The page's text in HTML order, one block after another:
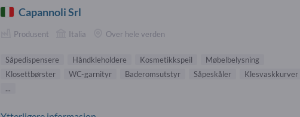
Capannoli Srl
Produsent Italia Over hele verden
Såpedispensere Håndkleholdere Kosmetikkspeil
Møbelbelysning
Klosettbørster
WC-garnityr Baderomsutstyr Såpeskåler
Klesvaskkurver
...